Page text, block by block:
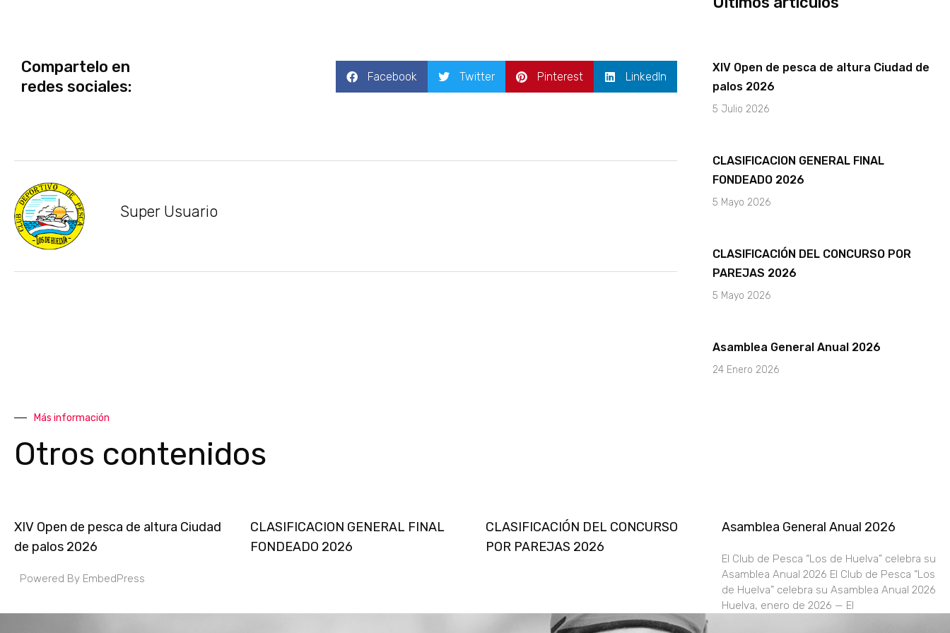
Compartelo en
redes sociales:
Facebook Twitter Pinterest LinkedIn
Super Usuario
f
XIV Open de pesca de altura Ciudad de
palos 2026
5 Julio 2026
CLASIFICACION GENERAL FINAL
FONDEADO 2026
5 Mayo 2026
CLASIFICACIÓN DEL CONCURSO POR
PAREJAS 2026
5 Mayo 2026
Asamblea General Anual 2026
24 Enero 2026
Más información
Otros contenidos
XIV Open de pesca de altura Ciudad
de palos 2026
Powered By EmbedPress
CLASIFICACION GENERAL FINAL
FONDEADO 2026
CLASIFICACIÓN DEL CONCURSO
POR PAREJAS 2026
Asamblea General Anual 2026
El Club de Pesca “Los de Huelva” celebra su
Asamblea Anual 2026 El Club de Pesca “Los
de Huelva” celebra su Asamblea Anual 2026
Huelva, enero de 2026 — El